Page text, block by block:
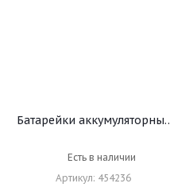
Батарейки аккумуляторные
КОМПЛЕКТ 2 шт., AAA (HR03)
Есть в наличии
Артикул: 454236